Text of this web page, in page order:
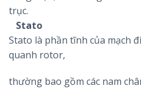
trục.
Stato
Stato là phần tĩnh của mạch
quanh rotor,
thường bao gồm các nam